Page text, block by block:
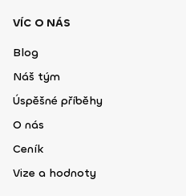
VÍC O NÁS
Blog
Náš tým
Úspěšné příběhy
O nás
Ceník
Vize a hodnoty